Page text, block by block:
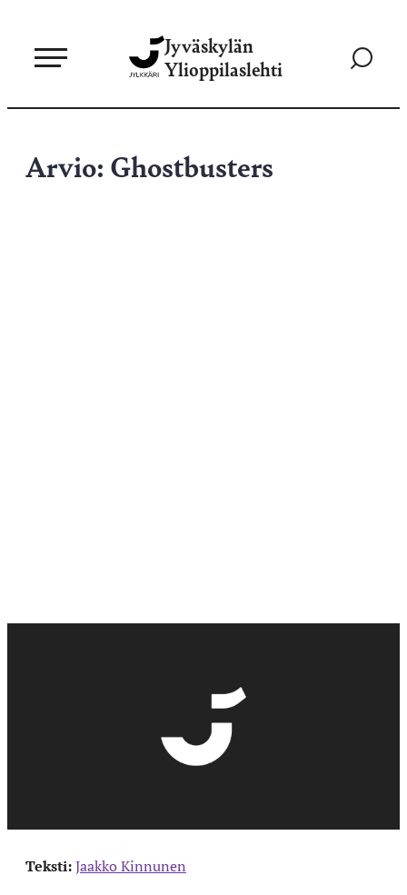
sisältöön
Jyväskylän
Ylioppilaslehti
Siirry
Arvio: Ghostbusters
Teksti:Jaakko Kinnunen